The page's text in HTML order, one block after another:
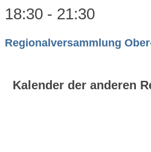
18:30 - 21:30
Regionalversammlung
Kalender der anderen